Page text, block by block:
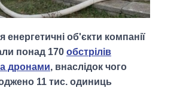
енергетичні об'єкти компанії
понад 170 обстрілів
дронами, внаслідок чого
11 тис. одиниць